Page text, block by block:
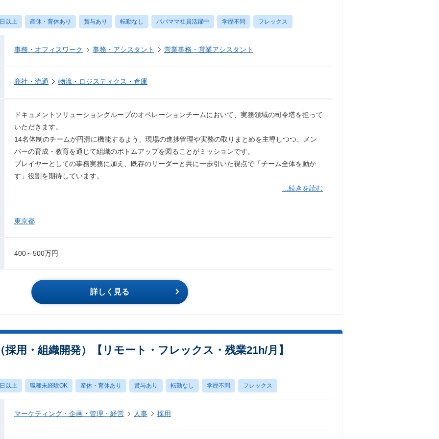
以上 産休・育休あり 賞与あり 転勤なし パパママ社員活躍中 学歴不問 フレックス
事務・オフィスワーク 事務・アシスタント 営業事務・営業アシスタント
商社・流通 物流・ロジスティクス・倉庫
ドキュメントソリューショングループのオペレーションチームにおいて、実務領域の司令塔を担って
いただきます。
14名体制のチームが円滑に機能するよう、現場の進捗管理や実務の取りまとめを主導しつつ、メン
バーの育成・教育を通じて組織のボトムアップを図ることがミッションです。
プレイヤーとしての事務実務に加え、既存のリーダーと共に一歩引いた視点で「チーム全体を動か
す」役割を期待しています。
…続きを読む
東京都
400～500万円
詳しく見る
・組織開発）【リモート・フレックス・残業21h/月】
以上 職種未経験OK 産休・育休あり 賞与あり 転勤なし 学歴不問 フレックス
マーケティング・企画・管理・経営 人事 採用